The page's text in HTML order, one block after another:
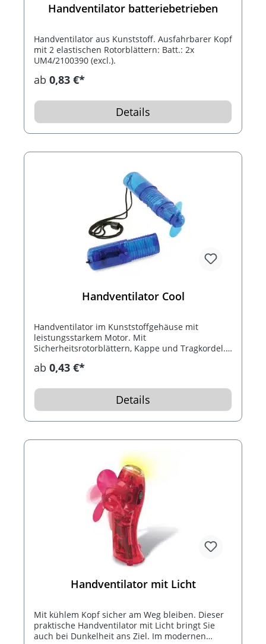
Handventilator batteriebetrieben
Handventilator aus Kunststoff. Ausfahrbarer Kopf
mit 2 elastischen Rotorblättern: Batt.: 2x
UM4/2100390 (excl.).
ab 0,83 €*
Details
Handventilator Cool
Handventilator im Kunststoffgehäuse mit
leistungsstarkem Motor. Mit
Sicherheitsrotorblättern, Kappe und Tragkordel.
ab 0,43 €*
Details
Handventilator mit Licht
Mit kühlem Kopf sicher am Weg bleiben. Dieser
praktische Handventilator mit Licht bringt Sie
auch bei Dunkelheit ans Ziel. Im modernen